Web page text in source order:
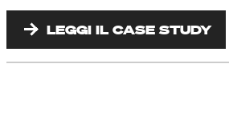
LEGGI IL CASE STUDY